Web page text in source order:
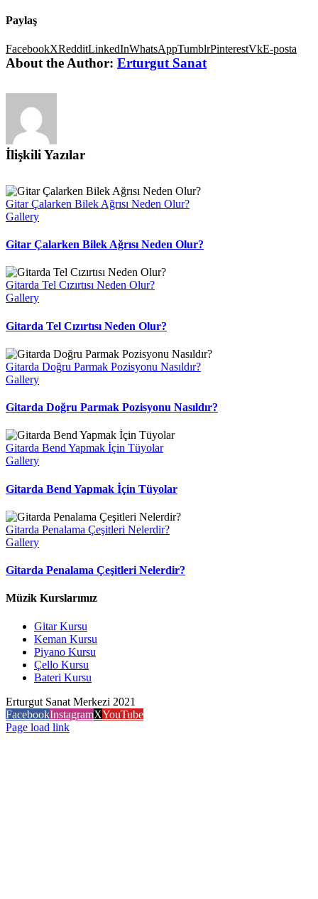
Paylaş
FacebookXRedditLinkedInWhatsAppTumblrPinterestVkE-posta
About the Author: Erturgut Sanat
İlişkili Yazılar
Gitar Çalarken Bilek Ağrısı Neden Olur?
Gallery
Gitar Çalarken Bilek Ağrısı Neden Olur?
Gitarda Tel Cızırtısı Neden Olur?
Gallery
Gitarda Tel Cızırtısı Neden Olur?
Gitarda Doğru Parmak Pozisyonu Nasıldır?
Gallery
Gitarda Doğru Parmak Pozisyonu Nasıldır?
Gitarda Bend Yapmak İçin Tüyolar
Gallery
Gitarda Bend Yapmak İçin Tüyolar
Gitarda Penalama Çeşitleri Nelerdir?
Gallery
Gitarda Penalama Çeşitleri Nelerdir?
Müzik Kurslarımız
Gitar Kursu
Keman Kursu
Piyano Kursu
Çello Kursu
Bateri Kursu
Erturgut Sanat Merkezi 2021
FacebookInstagramXYouTube
Page load link